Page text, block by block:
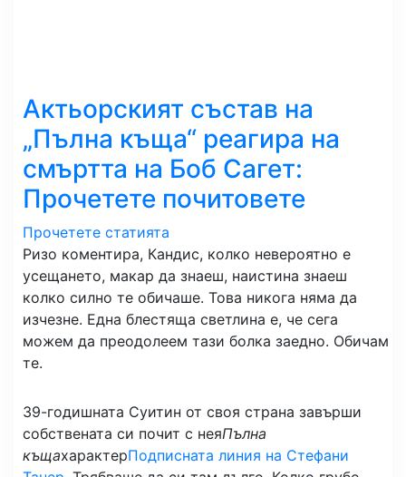
Актьорският състав на
„Пълна къща“ реагира на
смъртта на Боб Сагет:
Прочетете почитовете
Прочетете статията
Ризо коментира, Кандис, колко невероятно е
усещането, макар да знаеш, наистина знаеш
колко силно те обичаше. Това никога няма да
изчезне. Една блестяща светлина е, че сега
можем да преодолеем тази болка заедно. Обичам
те.
39-годишната Суитин от своя страна завърши
собствената си почит с неяПълна
къщахарактерПодписната линия на Стефани